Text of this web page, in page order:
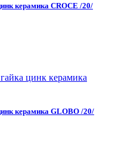
керамика CROCE /20/
керамика GLOBO /20/